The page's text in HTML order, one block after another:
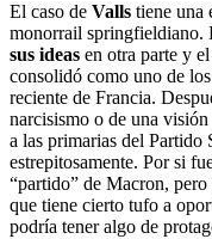
El caso de Valls tiene una
monorrail springfieldiano.
sus ideas en otra parte y
consolidó como uno de
reciente de Francia.
narcisismo o de una
a las primarias del Partido
estrepitosamente. Por si
“partido” de Macron,
que tiene cierto tufo a
podría tener algo de